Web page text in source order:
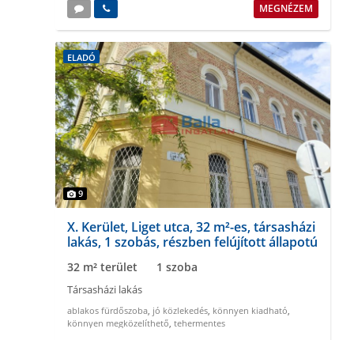
MEGNÉZEM
ELADÓ
9
X. Kerület, Liget utca, 32 m²-es, társasházi
lakás, 1 szobás, részben felújított állapotú
32 m² terület 1 szoba
Társasházi lakás
ablakos fürdőszoba, jó közlekedés, könnyen kiadható,
könnyen megközelíthető, tehermentes